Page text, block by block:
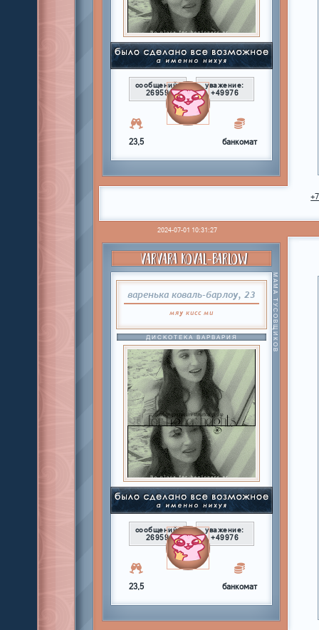
сообщений:
26959
уважение:
+49976
23,5 банкомат
+7
2024-07-01 10:31:27
VARVARA KOVAL-BARLOW
варенька коваль-барлоу, 23
мяу кисс ми МАМА ТУСОВЩИКОВ
ДИСКОТЕКА ВАРВАРИЯ
сообщений:
26959
уважение:
+49976
23,5 банкомат